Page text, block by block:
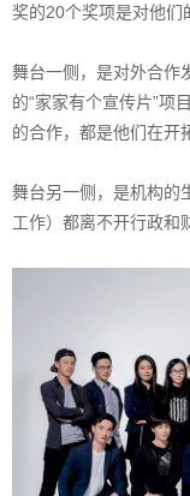
奖的20个奖项是对他们
舞台一侧，是对外合作
的“家家有个宣传片”项
的合作，都是他们在开
舞台另一侧，是机构的
工作）都离不开行政和